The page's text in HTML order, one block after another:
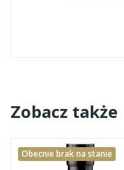
Zobacz także
Obecnie brak na stanie